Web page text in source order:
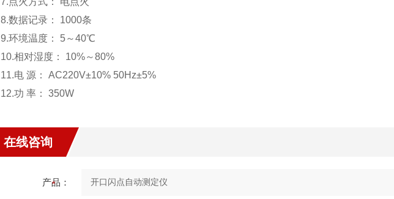
8.数据记录： 1000条
9.环境温度： 5～40℃
10.相对湿度： 10%～80%
11.电 源： AC220V±10% 50Hz±5%
12.功 率： 350W
在线咨询
产品：